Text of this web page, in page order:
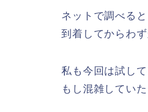
ネットで調べると
到着してからわ
私も今回は試して
もし混雑してい